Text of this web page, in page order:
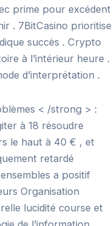
prime pour excédent
. 7BitCasino prioritise
succès . Crypto
à l’intérieur heure .
d’interprétation .
< /strong > :
à 18 résoudre
le haut à 40 € , et
retardé
a positif
Organisation
lucidité course et